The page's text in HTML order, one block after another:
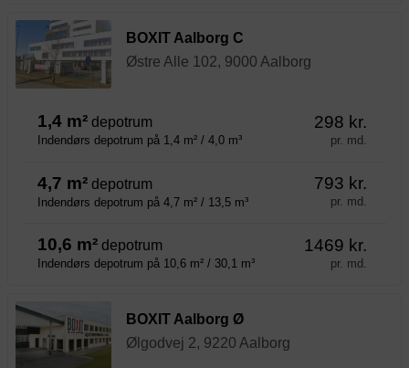
BOXIT Aalborg C
Østre Alle 102, 9000 Aalborg
1,4 m² depotrum
Indendørs depotrum på 1,4 m² / 4,0 m³
298 kr.
pr. md.
4,7 m² depotrum
Indendørs depotrum på 4,7 m² / 13,5 m³
793 kr.
pr. md.
10,6 m² depotrum
Indendørs depotrum på 10,6 m² / 30,1 m³
1469 kr.
pr. md.
BOXIT Aalborg Ø
Ølgodvej 2, 9220 Aalborg